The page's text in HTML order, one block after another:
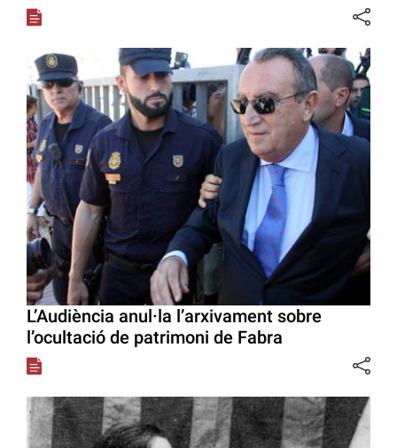
L’Audiència anul·la l’arxivament sobre
l’ocultació de patrimoni de Fabra